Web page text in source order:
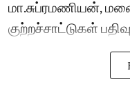
மா.சுப்ரமணியன்,
குற்றச்சாட்டுகள் பதிவு